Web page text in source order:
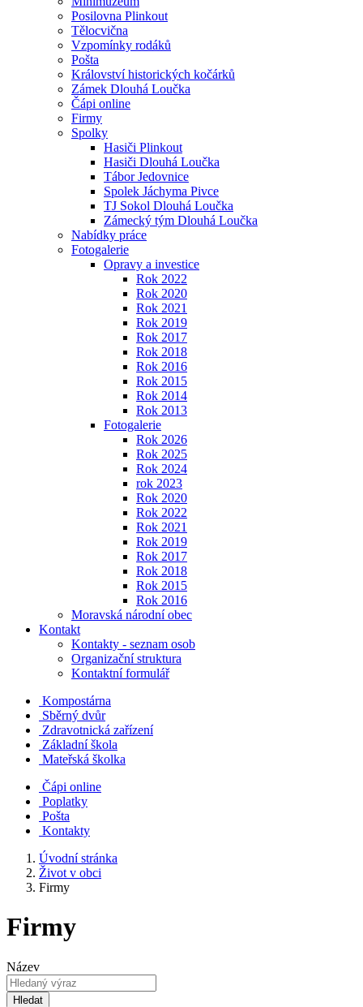
Posilovna Plinkout
Tělocvična
Vzpomínky rodáků
Pošta
Království historických kočárků
Zámek Dlouhá Loučka
Čápi online
Firmy
Spolky
Hasiči Plinkout
Hasiči Dlouhá Loučka
Tábor Jedovnice
Spolek Jáchyma Pivce
TJ Sokol Dlouhá Loučka
Zámecký tým Dlouhá Loučka
Nabídky práce
Fotogalerie
Opravy a investice
Rok 2022
Rok 2020
Rok 2021
Rok 2019
Rok 2017
Rok 2018
Rok 2016
Rok 2015
Rok 2014
Rok 2013
Fotogalerie
Rok 2026
Rok 2025
Rok 2024
rok 2023
Rok 2020
Rok 2022
Rok 2021
Rok 2019
Rok 2017
Rok 2018
Rok 2015
Rok 2016
Moravská národní obec
Kontakt
Kontakty - seznam osob
Organizační struktura
Kontaktní formulář
Kompostárna
Sběrný dvůr
Zdravotnická zařízení
Základní škola
Mateřská školka
Čápi online
Poplatky
Pošta
Kontakty
Úvodní stránka
Život v obci
Firmy
Firmy
Název
Hledat